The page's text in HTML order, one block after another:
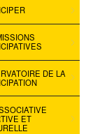
DE LA
ET